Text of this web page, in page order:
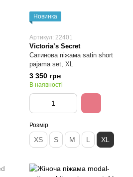
Новинка
Артикул: 22401
Victoria’s Secret
Сатинова піжама satin short
pajama set, XL
3 350 грн
В наявності
Розмір
XS S M L XL